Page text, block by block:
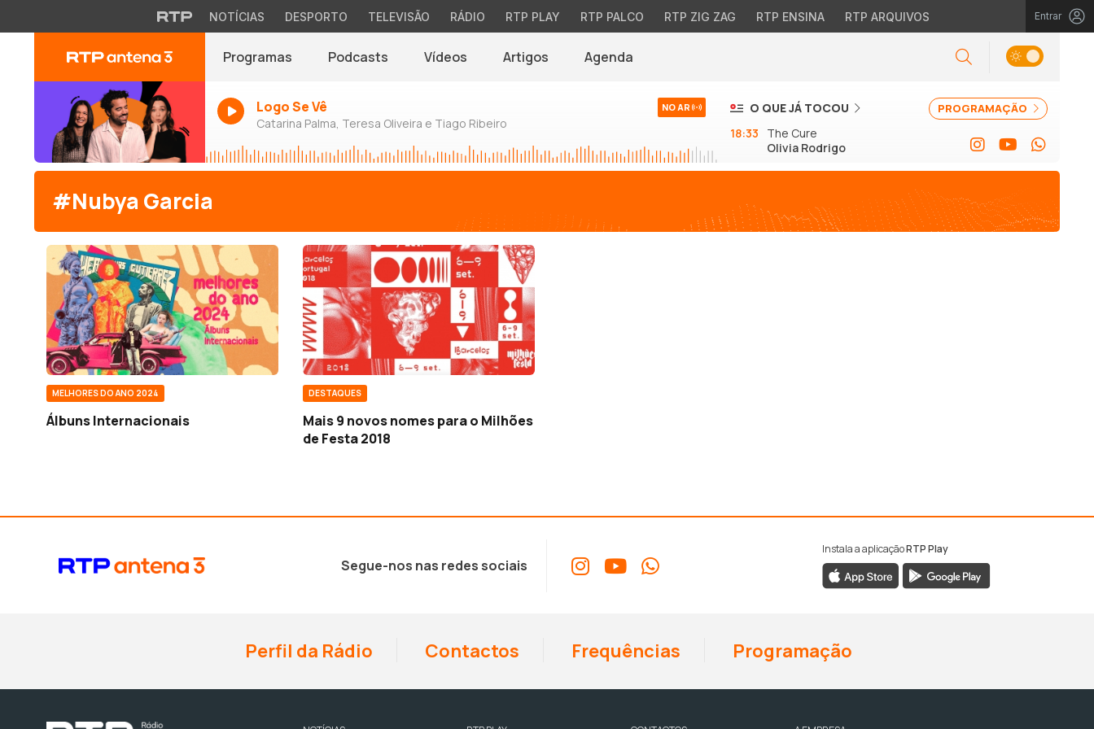
NOTÍCIAS DESPORTO TELEVISÃO RÁDIO RTP PLAY RTP PALCO RTP ZIG ZAG RTP ENSINA RTP ARQUIVOS Entrar
Programas Podcasts Vídeos Artigos Agenda
Logo Se Vê
Catarina Palma, Teresa Oliveira e Tiago Ribeiro
NO AR PROGRAMAÇÃO
O QUE JÁ TOCOU
18:33
The Cure
Olivia Rodrigo
#Nubya Garcia
MELHORES DO ANO 2024
Álbuns Internacionais
DESTAQUES
Mais 9 novos nomes para o Milhões
de Festa 2018
Segue-nos nas redes sociais
Instala a aplicaçãoRTP Play
Perfil da Rádio Contactos Frequências Programação